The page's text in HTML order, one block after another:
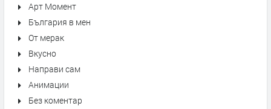
Арт Момент
България в мен
От мерак
Вкусно
Направи сам
Анимации
Без коментар